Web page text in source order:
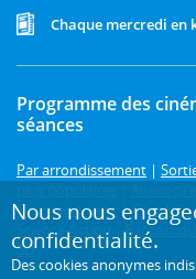
Chaque mercredi en
Programme des
séances
Par arrondissement |
Prochainement |Comédie
Science-fiction
|Fantastique
3D
Nous nous
confidentialité.
Des cookies anonymes